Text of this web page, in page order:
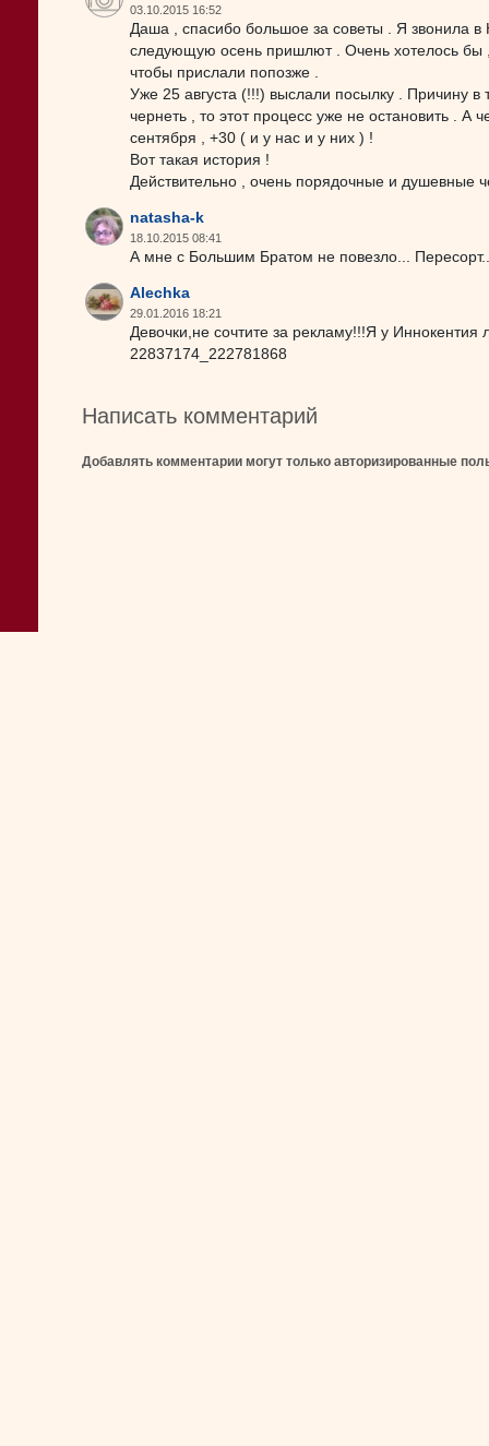
03.10.2015 16:52
Даша , спасибо большое за советы . Я звонила в
следующую осень пришлют . Очень хотелось бы
чтобы прислали попозже .
Уже 25 августа (!!!) выслали посылку . Причину
чернеть , то этот процесс уже не остановить .
сентября , +30 ( и у нас и у них ) !
Вот такая история !
Действительно , очень порядочные и душевные
natasha-k
18.10.2015 08:41
А мне с Большим Братом не повезло...
Alechka
29.01.2016 18:21
Девочки,не сочтите за рекламу!!!Я у
22837174_222781868
Написать комментарий
Добавлять комментарии могут только авторизированные